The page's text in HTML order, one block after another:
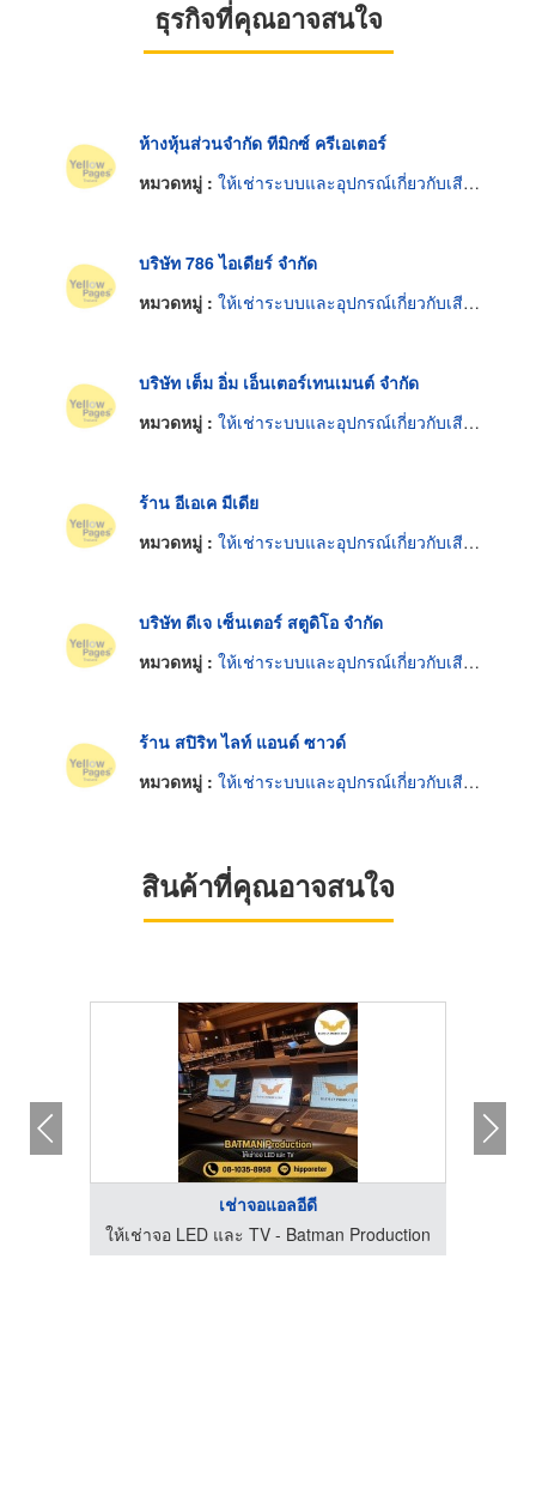
ธุรกิจที่คุณอาจสนใจ
ห้างหุ้นส่วนจำกัด ทีมิกซ์ ครีเอเตอร์
หมวดหมู่ : ให้เช่าระบบและอุปกรณ์เกี่ยวกับเสียงและแสง
บริษัท 786 ไอเดียร์ จำกัด
หมวดหมู่ : ให้เช่าระบบและอุปกรณ์เกี่ยวกับเสียงและแสง
บริษัท เต็ม อิ่ม เอ็นเตอร์เทนเมนต์ จำกัด
หมวดหมู่ : ให้เช่าระบบและอุปกรณ์เกี่ยวกับเสียงและแสง
ร้าน อีเอเค มีเดีย
หมวดหมู่ : ให้เช่าระบบและอุปกรณ์เกี่ยวกับเสียงและแสง
บริษัท ดีเจ เซ็นเตอร์ สตูดิโอ จำกัด
หมวดหมู่ : ให้เช่าระบบและอุปกรณ์เกี่ยวกับเสียงและแสง
ร้าน สปิริท ไลท์ แอนด์ ซาวด์
หมวดหมู่ : ให้เช่าระบบและอุปกรณ์เกี่ยวกับเสียงและแสง
สินค้าที่คุณอาจสนใจ
เช่าจอแอลอีดี
ให้เช่าจอ LED และ TV - Batman Production